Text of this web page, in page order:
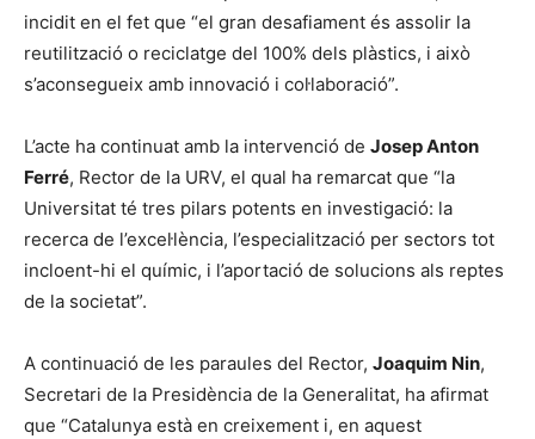
incidit en el fet que “el gran desafiament és assolir la
reutilització o reciclatge del 100% dels plàstics, i això
s’aconsegueix amb innovació i col·laboració”.
L’acte ha continuat amb la intervenció de Josep Anton
Ferré, Rector de la URV, el qual ha remarcat que “la
Universitat té tres pilars potents en investigació: la
recerca de l’excel·lència, l’especialització per sectors tot
incloent-hi el químic, i l’aportació de solucions als reptes
de la societat”.
A continuació de les paraules del Rector, Joaquim Nin,
Secretari de la Presidència de la Generalitat, ha afirmat
que “Catalunya està en creixement i, en aquest